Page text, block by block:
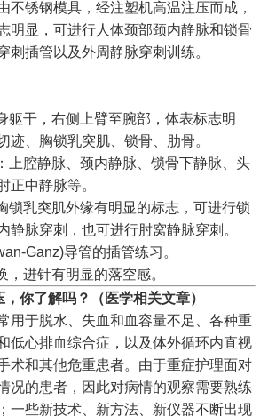
不锈钢模具，经注塑机高温注压而成，
明显，可进行人体颈部颈内静脉和锁骨
刺插管以及外周静脉穿刺训练。
躯干，右侧上臂至腕部，体表标志明
迹、胸锁乳突肌、锁骨、肋骨。
上腔静脉、颈内静脉、锁骨下静脉、头
正中静脉等。
锁乳突肌外缘有明显的标志，可进行锁
静脉穿刺，也可进行肘窝静脉穿刺。
Ganz)导管的插管练习。
，进针有明显的落空感。
，你了解吗？（医学相关文章）
用于脱水、失血和血容量不足、各种重
低心排血综合症，以及体外循环内直视
术和其他危重患者。由于重症护理面对
况的患者，因此对病情的观察需要熟练
一些新技术、新方法、新仪器不断出现